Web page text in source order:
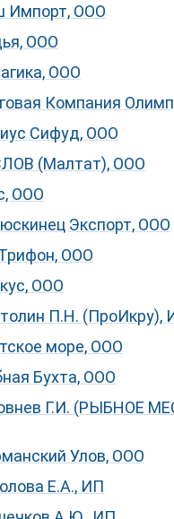
Импорт, ООО
ООО
ООО
Компания
Сифуд, ООО
(Малтат), ООО
ООО
Экспорт, ООО
ООО
ООО
П.Н. (ПроИкру),
море, ООО
Бухта, ООО
Г.И. (РЫБНОЕ
Улов, ООО
Е.А., ИП